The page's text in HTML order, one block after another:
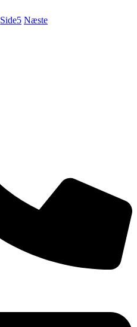
Side5 Næste